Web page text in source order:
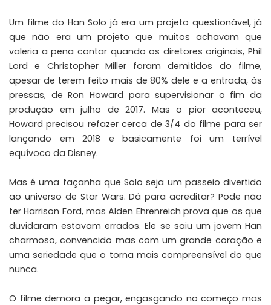
Um filme do Han Solo já era um projeto questionável, já
que não era um projeto que muitos achavam que
valeria a pena contar quando os diretores originais, Phil
Lord e Christopher Miller foram demitidos do filme,
apesar de terem feito mais de 80% dele e a entrada, às
pressas, de Ron Howard para supervisionar o fim da
produção em julho de 2017. Mas o pior aconteceu,
Howard precisou refazer cerca de 3/4 do filme para ser
lançando em 2018 e basicamente foi um terrível
equívoco da Disney.
Mas é uma façanha que Solo seja um passeio divertido
ao universo de Star Wars. Dá para acreditar? Pode não
ter Harrison Ford, mas Alden Ehrenreich prova que os que
duvidaram estavam errados. Ele se saiu um jovem Han
charmoso, convencido mas com um grande coração e
uma seriedade que o torna mais compreensível do que
nunca.
O filme demora a pegar, engasgando no começo mas